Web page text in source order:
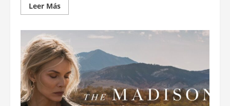
Leer MásLeer
más
Madison”
tendrá
una
tercera
temporada
en
Paramount+